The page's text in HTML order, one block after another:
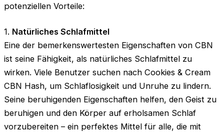
potenziellen Vorteile:
1. Natürliches Schlafmittel
Eine der bemerkenswertesten Eigenschaften von CBN
ist seine Fähigkeit, als natürliches Schlafmittel zu
wirken. Viele Benutzer suchen nach Cookies & Cream
CBN Hash, um Schlaflosigkeit und Unruhe zu lindern.
Seine beruhigenden Eigenschaften helfen, den Geist zu
beruhigen und den Körper auf erholsamen Schlaf
vorzubereiten – ein perfektes Mittel für alle, die mit